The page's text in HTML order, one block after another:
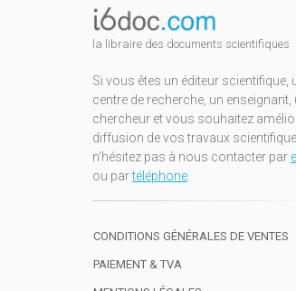
la libraire des documents scientifiques
Si vous êtes un éditeur scientifique,
centre de recherche, un enseignant,
chercheur et vous souhaitez
diffusion de vos travaux
n'hésitez pas à nous contacter par
ou partéléphone
CONDITIONS GÉNÉRALES DE VENTES
PAIEMENT & TVA